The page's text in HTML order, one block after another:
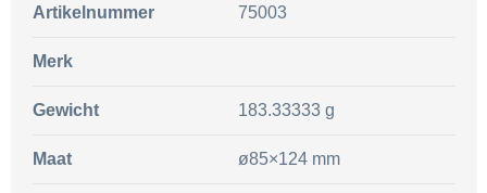
Artikelnummer 75003
Merk
Gewicht 183.33333 g
Maat ø85×124 mm